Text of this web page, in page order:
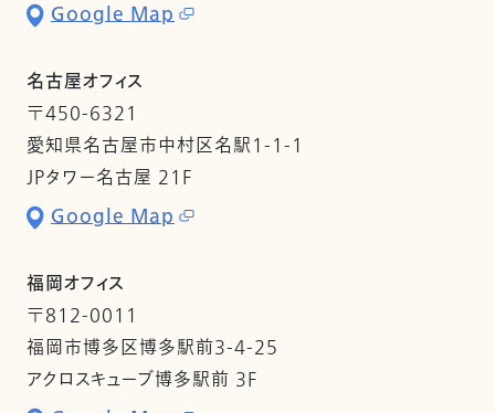
Google Map
名古屋オフィス
〒450-6321
愛知県名古屋市中村区名駅1-1-1
JPタワー名古屋 21F
Google Map
福岡オフィス
〒812-0011
福岡市博多区博多駅前3-4-25
アクロスキューブ博多駅前 3F